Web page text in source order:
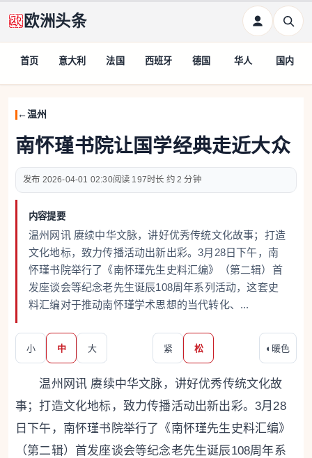
欧洲头条
首页 意大利 法国 西班牙 德国 华人 国内
温州
南怀瑾书院让国学经典走近大众
2026-04-01 02:30 197 约 2 分钟
内容提要
温州网讯 赓续中华文脉，讲好优秀传统文化故事；打造
文化地标，致力传播活动出新出彩。3月28日下午，南
怀瑾书院举行了《南怀瑾先生史料汇编》（第二辑）首
发座谈会等纪念老先生诞辰108周年系列活动，这套史
料汇编对于推动南怀瑾学术思想的当代转化、...
小 中 大 紧 松 ◐ 暖色
温州网讯 赓续中华文脉，讲好优秀传统文化故
事；打造文化地标，致力传播活动出新出彩。3月28
日下午，南怀瑾书院举行了《南怀瑾先生史料汇编》
（第二辑）首发座谈会等纪念老先生诞辰108周年系